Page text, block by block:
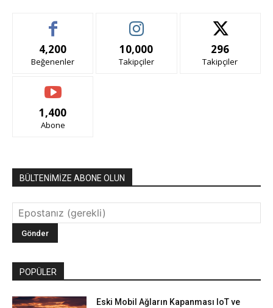
4,200
Beğenenler
10,000
Takipçiler
296
Takipçiler
1,400
Abone
BÜLTENİMİZE ABONE OLUN
POPÜLER
Eski Mobil Ağların Kapanması IoT ve